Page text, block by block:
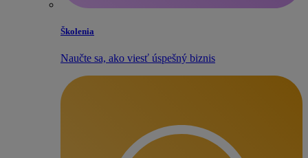
Školenia
Naučte sa, ako viesť úspešný biznis